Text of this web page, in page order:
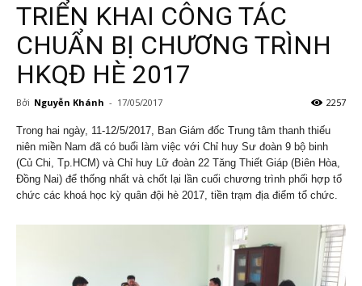
TRIỂN KHAI CÔNG TÁC
CHUẨN BỊ CHƯƠNG TRÌNH
HKQĐ HÈ 2017
Bởi Nguyễn Khánh - 17/05/2017 2257
Trong hai ngày, 11-12/5/2017, Ban Giám đốc Trung tâm thanh thiếu
niên miền Nam đã có buổi làm việc với Chỉ huy Sư đoàn 9 bộ binh
(Củ Chi, Tp.HCM) và Chỉ huy Lữ đoàn 22 Tăng Thiết Giáp (Biên Hòa,
Đồng Nai) để thống nhất và chốt lại lần cuối chương trình phối hợp tổ
chức các khoá học kỳ quân đội hè 2017, tiền trạm địa điểm tổ chức.